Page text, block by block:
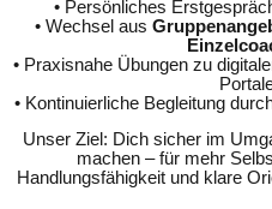
• Persönliches
• Wechsel aus
• Praxisnahe Übungen zu
• Kontinuierliche Begleitung
Unser Ziel: Dich sicher im
machen – für mehr
Handlungsfähigkeit und klare